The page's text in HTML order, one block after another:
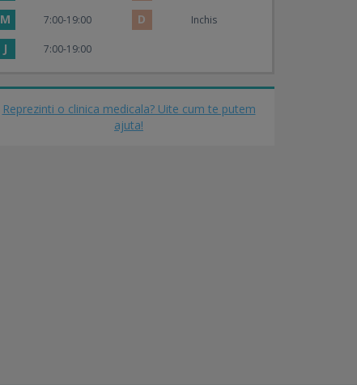
M 7:00-19:00 D Inchis
J 7:00-19:00
Reprezinti o clinica medicala? Uite cum te putem
ajuta!